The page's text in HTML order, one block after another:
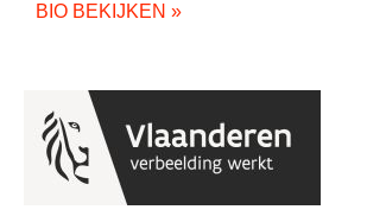
BIO BEKIJKEN »